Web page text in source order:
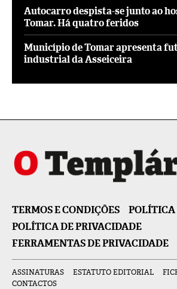
Autocarro despista-se junto ao
Tomar. Há quatro feridos
Município de Tomar apresenta
industrial da Asseiceira
TERMOS E CONDIÇÕES
POLÍTICA
POLÍTICA DE PRIVACIDADE
FERRAMENTAS DE PRIVACIDADE
ASSINATURAS ESTATUTO EDITORIAL
CONTACTOS